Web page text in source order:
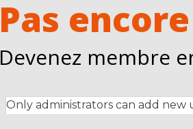
Pas
Devenez membre
Only administrators can add new